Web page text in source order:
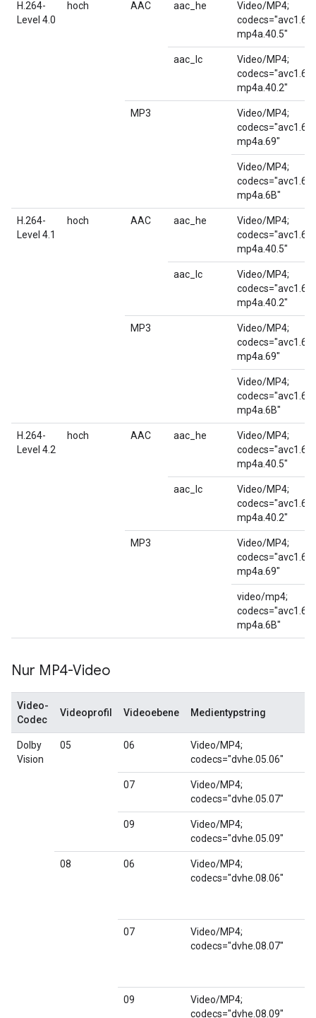
H.264-
Level 4.0
hoch AAC aac_he
Video/MP4;
mp4a.40.5"
aac_lc
Video/MP4;
mp4a.40.2"
MP3
Video/MP4;
mp4a.69"
Video/MP4;
mp4a.6B"
H.264-
Level 4.1
hoch AAC aac_he
Video/MP4;
mp4a.40.5"
aac_lc
Video/MP4;
mp4a.40.2"
MP3
Video/MP4;
mp4a.69"
Video/MP4;
mp4a.6B"
H.264-
Level 4.2
hoch AAC aac_he
Video/MP4;
mp4a.40.5"
aac_lc
Video/MP4;
mp4a.40.2"
MP3
Video/MP4;
mp4a.69"
video/mp4;
mp4a.6B"
Nur MP4-Video
Video-
Codec
Videoprofil Videoebene Medientypstring
Dolby
Vision
05 06
Video/MP4;
codecs="dvhe.05.06"
07
Video/MP4;
codecs="dvhe.05.07"
09
Video/MP4;
codecs="dvhe.05.09"
08 06
Video/MP4;
codecs="dvhe.08.06"
07
Video/MP4;
codecs="dvhe.08.07"
09
Video/MP4;
codecs="dvhe.08.09"